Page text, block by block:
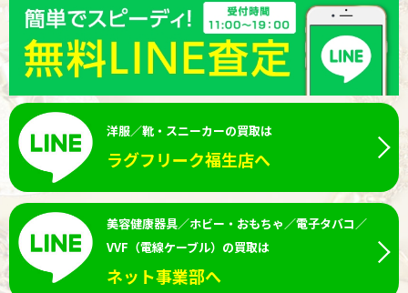
洋服／靴・スニーカーの買取は
ラグフリーク福生店へ
美容健康器具／ホビー・おもちゃ／電子タバコ／
VVF（電線ケーブル）の買取は
ネット事業部へ